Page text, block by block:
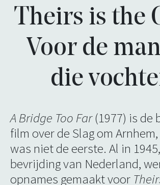
Theirs is the
Voor de
die
A Bridge Too Far(1977) is de
film over de Slag om
was niet de eerste. Al in
bevrijding van Nederland,
opnames gemaakt voor